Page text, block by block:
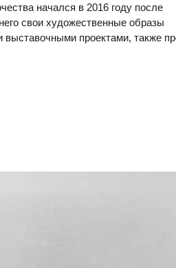
начался в 2016 году после
свои художественные образы
выставочными проектами, также